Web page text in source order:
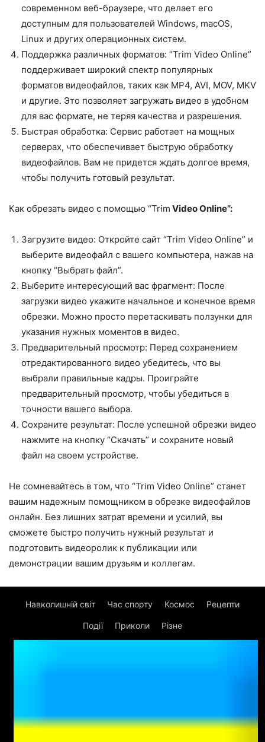
современном веб-браузере, что делает его
доступным для пользователей Windows, macOS,
Linux и других операционных систем.
Поддержка различных форматов: “Trim Video Online”
поддерживает широкий спектр популярных
форматов видеофайлов, таких как MP4, AVI, MOV, MKV
и другие. Это позволяет загружать видео в удобном
для вас формате, не теряя качества и разрешения.
Быстрая обработка: Сервис работает на мощных
серверах, что обеспечивает быструю обработку
видеофайлов. Вам не придется ждать долгое время,
чтобы получить готовый результат.
Как обрезать видео с помощью “Trim Video Online”:
Загрузите видео: Откройте сайт “Trim Video Online” и
выберите видеофайл с вашего компьютера, нажав на
кнопку “Выбрать файл”.
Выберите интересующий вас фрагмент: После
загрузки видео укажите начальное и конечное время
обрезки. Можно просто перетаскивать ползунки для
указания нужных моментов в видео.
Предварительный просмотр: Перед сохранением
отредактированного видео убедитесь, что вы
выбрали правильные кадры. Проиграйте
предварительный просмотр, чтобы убедиться в
точности вашего выбора.
Сохраните результат: После успешной обрезки видео
нажмите на кнопку “Скачать” и сохраните новый
файл на своем устройстве.
Не сомневайтесь в том, что “Trim Video Online” станет
вашим надежным помощником в обрезке видеофайлов
онлайн. Без лишних затрат времени и усилий, вы
сможете быстро получить нужный результат и
подготовить видеоролик к публикации или
демонстрации вашим друзьям и коллегам.
Навколишній світ Час спорту Космос Рецепти
Події Приколи Різне